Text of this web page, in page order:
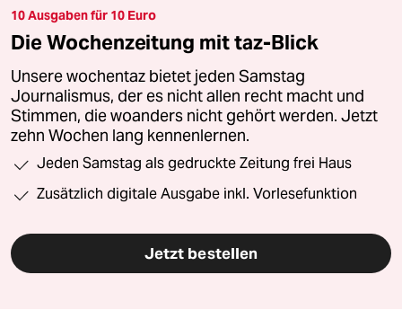
10 Ausgaben für 10 Euro
Die Wochenzeitung mit taz-Blick
Unsere wochentaz bietet jeden Samstag
Journalismus, der es nicht allen recht macht und
Stimmen, die woanders nicht gehört werden. Jetzt
zehn Wochen lang kennenlernen.
Jeden Samstag als gedruckte Zeitung frei Haus
Zusätzlich digitale Ausgabe inkl. Vorlesefunktion
Jetzt bestellen